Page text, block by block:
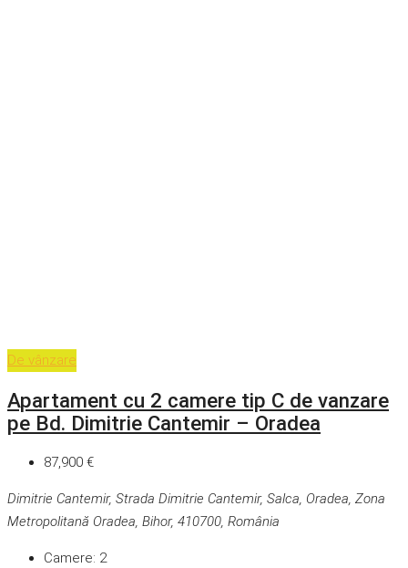
De vânzare
Apartament cu 2 camere tip C de vanzare
pe Bd. Dimitrie Cantemir – Oradea
87,900 €
Dimitrie Cantemir, Strada Dimitrie Cantemir, Salca, Oradea, Zona
Metropolitană Oradea, Bihor, 410700, România
Camere: 2